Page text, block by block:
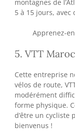
montagnes de
5 à 15 jours, avec
Apprenez-
5. VTT Maroc
Cette entreprise
vélos de route,
modérément
forme physique.
d’être un cycliste
bienvenus !